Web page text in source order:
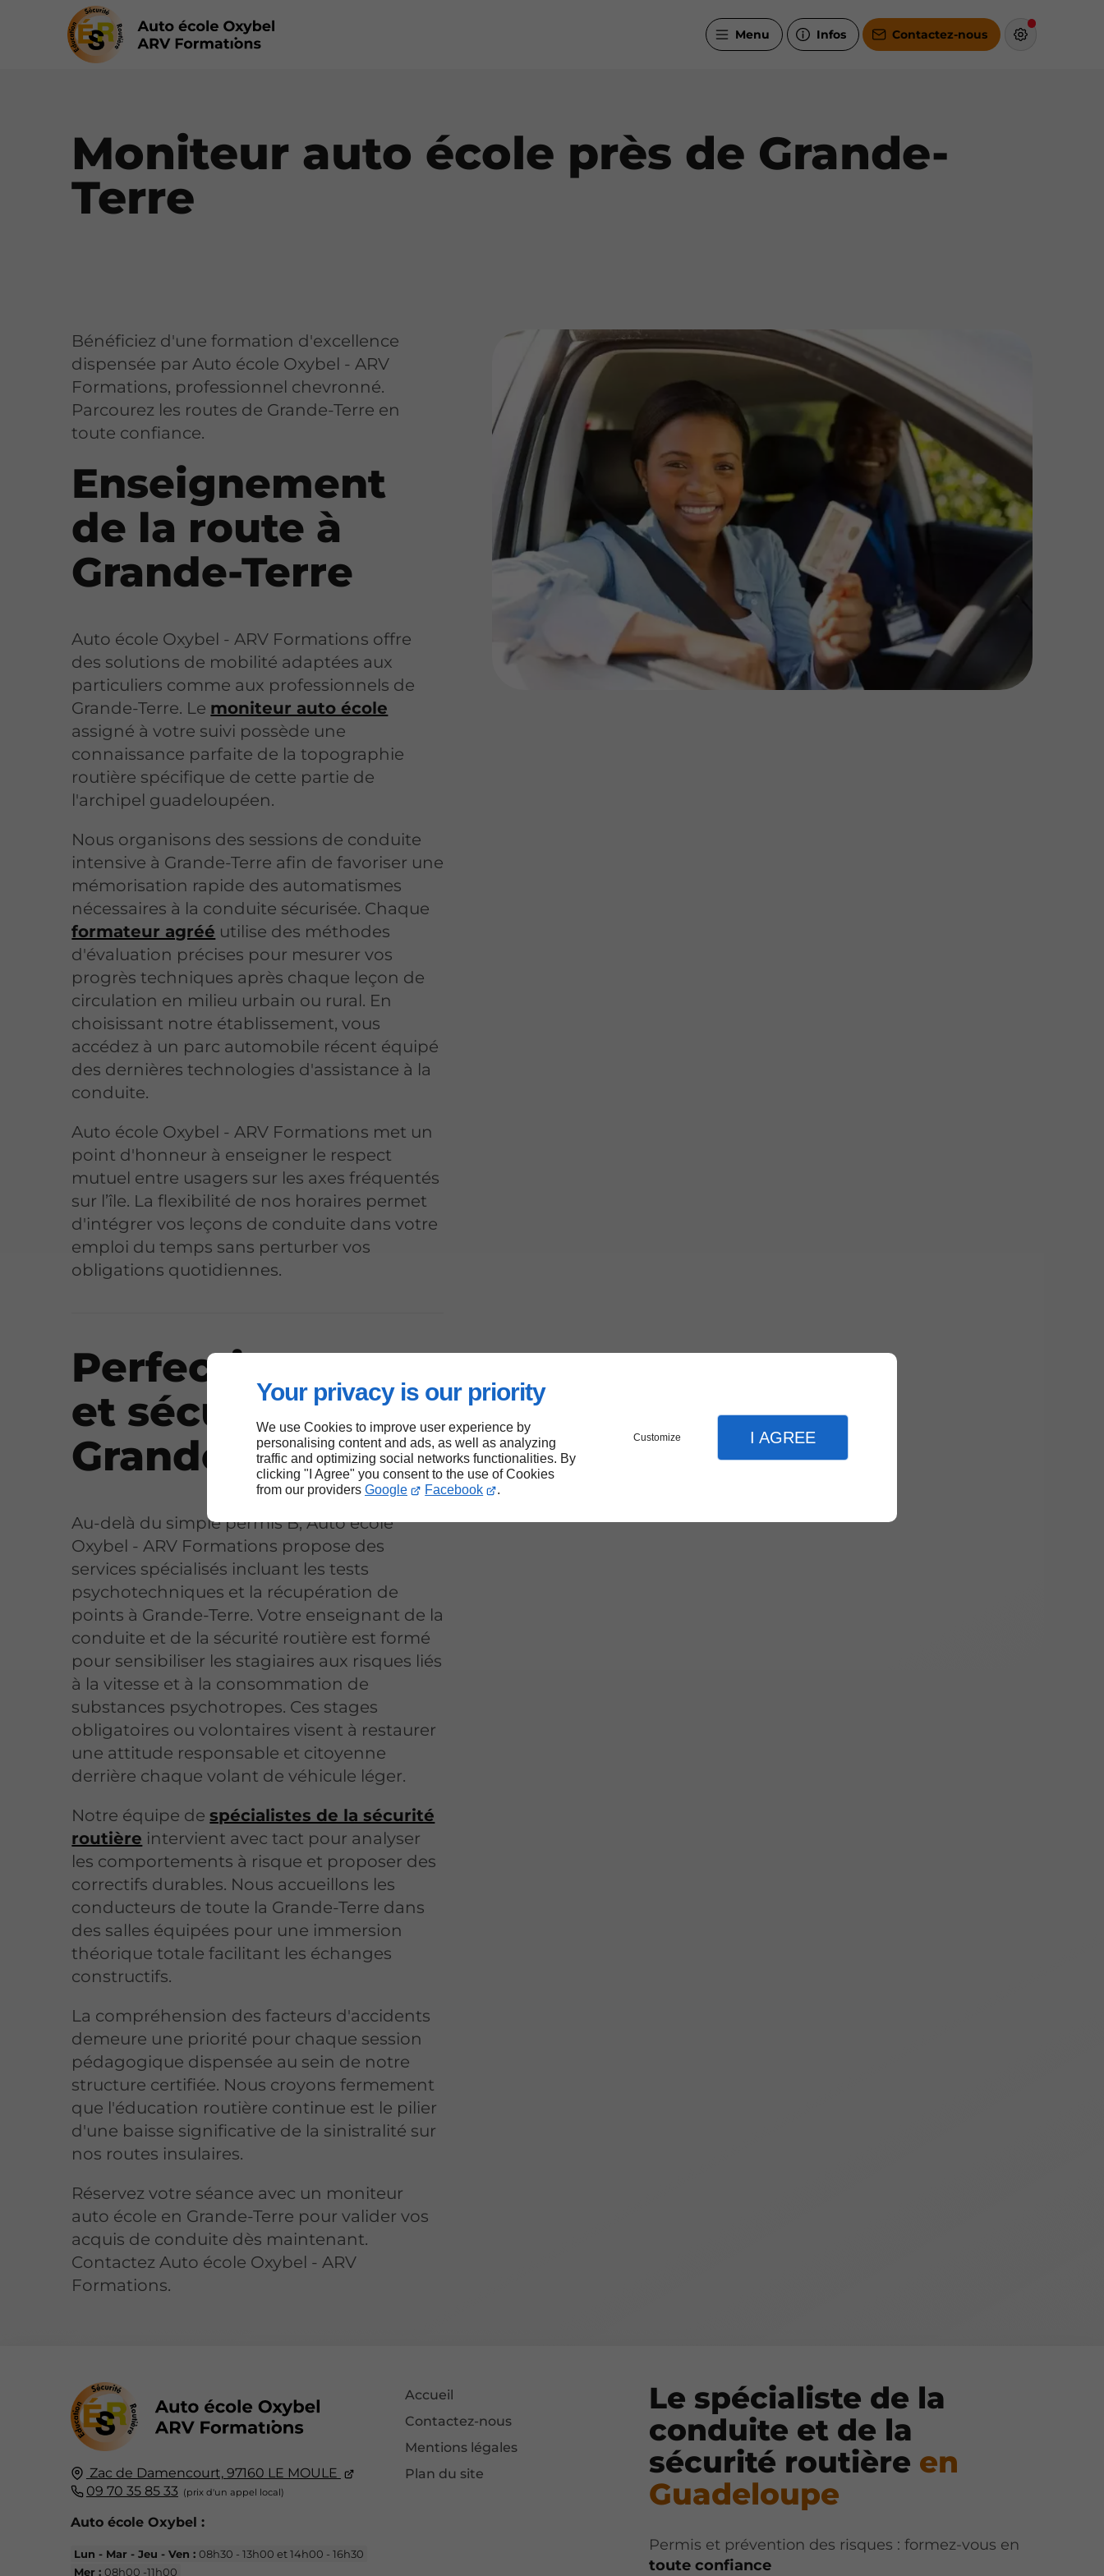
Your privacy is our priority
We use Cookies to improve user experience by
personalising content and ads, as well as analyzing
traffic and optimizing social networks functionalities. By
clicking "I Agree" you consent to the use of Cookies
from our providers Google Facebook .
Customize I AGREE
Menu Infos Contactez-nous
Moniteur auto école près de Grande-
Terre
Bénéficiez d'une formation d'excellence
dispensée par Auto école Oxybel - ARV
Formations, professionnel chevronné.
Parcourez les routes de Grande-Terre en
toute confiance.
Enseignement
de la route à
Grande-Terre
Auto école Oxybel - ARV Formations offre
des solutions de mobilité adaptées aux
particuliers comme aux professionnels de
Grande-Terre. Le moniteur auto école
assigné à votre suivi possède une
connaissance parfaite de la topographie
routière spécifique de cette partie de
l'archipel guadeloupéen.
Nous organisons des sessions de conduite
intensive à Grande-Terre afin de favoriser une
mémorisation rapide des automatismes
nécessaires à la conduite sécurisée. Chaque
formateur agréé utilise des méthodes
d'évaluation précises pour mesurer vos
progrès techniques après chaque leçon de
circulation en milieu urbain ou rural. En
choisissant notre établissement, vous
accédez à un parc automobile récent équipé
des dernières technologies d'assistance à la
conduite.
Auto école Oxybel - ARV Formations met un
point d'honneur à enseigner le respect
mutuel entre usagers sur les axes fréquentés
sur l’île. La flexibilité de nos horaires permet
d'intégrer vos leçons de conduite dans votre
emploi du temps sans perturber vos
obligations quotidiennes.
Perfectionnement
et sécurité à
Grande-Terre
Au-delà du simple permis B, Auto école
Oxybel - ARV Formations propose des
services spécialisés incluant les tests
psychotechniques et la récupération de
points à Grande-Terre. Votre enseignant de la
conduite et de la sécurité routière est formé
pour sensibiliser les stagiaires aux risques liés
à la vitesse et à la consommation de
substances psychotropes. Ces stages
obligatoires ou volontaires visent à restaurer
une attitude responsable et citoyenne
derrière chaque volant de véhicule léger.
Notre équipe despécialistes de la sécurité
routière intervient avec tact pour analyser
les comportements à risque et proposer des
correctifs durables. Nous accueillons les
conducteurs de toute la Grande-Terre dans
des salles équipées pour une immersion
théorique totale facilitant les échanges
constructifs.
La compréhension des facteurs d'accidents
demeure une priorité pour chaque session
pédagogique dispensée au sein de notre
structure certifiée. Nous croyons fermement
que l'éducation routière continue est le pilier
d'une baisse significative de la sinistralité sur
nos routes insulaires.
Réservez votre séance avec un moniteur
auto école en Grande-Terre pour valider vos
acquis de conduite dès maintenant.
Contactez Auto école Oxybel - ARV
Formations.
Zac de Damencourt, 97160 LE MOULE
09 70 35 85 33
Auto école Oxybel :
Lun - Mar - Jeu - Ven : 08h30 - 13h00 et 14h00 - 16h30
Mer : 08h00 -11h00
Accueil
Contactez-nous
Mentions légales
Plan du site
Le spécialiste de la
conduite et de la
sécurité routière en
Guadeloupe
Permis et prévention des risques : formez-vous en
toute confiance